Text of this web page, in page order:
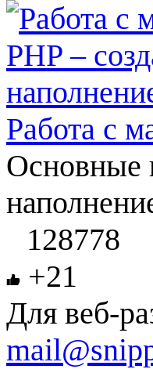
Работа с
Основные
128778
+21
Для веб-